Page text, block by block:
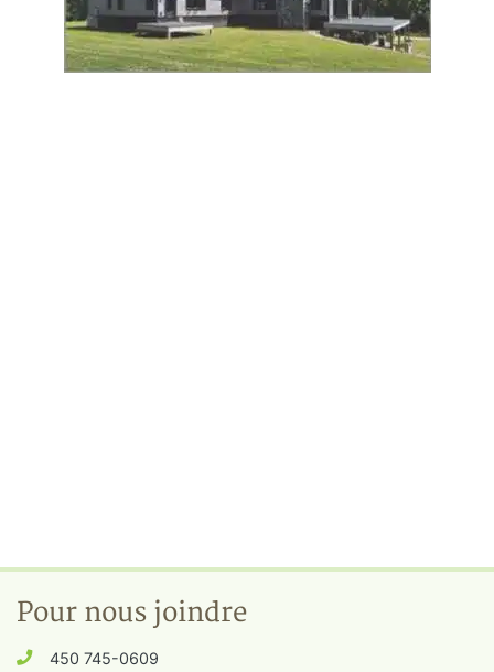
Pour nous joindre
450 745-0609